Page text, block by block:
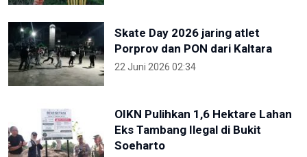
Skate Day 2026 jaring atlet
Porprov dan PON dari Kaltara
22 Juni 2026 02:34
OIKN Pulihkan 1,6 Hektare Lahan
Eks Tambang Ilegal di Bukit
Soeharto